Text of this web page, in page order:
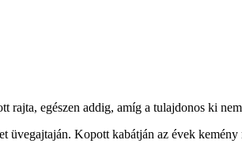
rajta, egészen addig, amíg a tulajdonos ki
üvegajtaján. Kopott kabátján az évek